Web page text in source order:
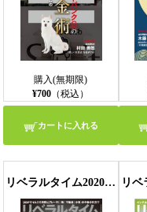
購入(無期限)
¥700 （税込）
カートに入れる
リベラルタイム2020年5月号